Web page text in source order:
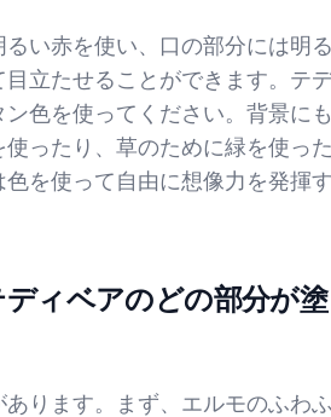
い赤を使い、口の部分には明
立たせることができます。テ
色を使ってください。背景に
ったり、草のために緑を使っ
を使って自由に想像力を発揮
ィベアのどの部分が
ります。まず、エルモのふわ